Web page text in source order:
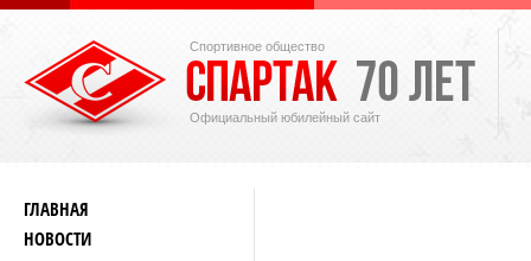
Спортивное общество
Официальный юбилейный сайт
ГЛАВНАЯ
НОВОСТИ